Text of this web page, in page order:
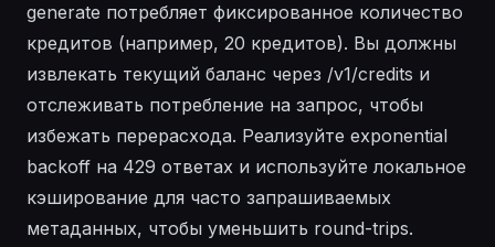
generate потребляет фиксированное количество
кредитов (например, 20 кредитов). Вы должны
извлекать текущий баланс через /v1/credits и
отслеживать потребление на запрос, чтобы
избежать перерасхода. Реализуйте exponential
backoff на 429 ответах и используйте локальное
кэширование для часто запрашиваемых
метаданных, чтобы уменьшить round-trips.